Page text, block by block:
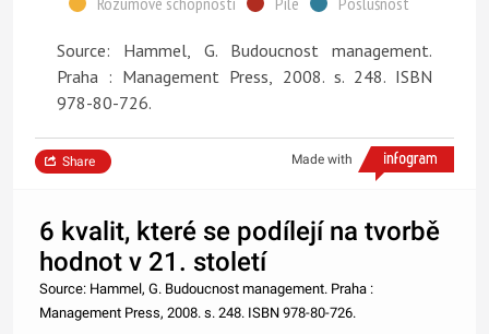
Source: Hammel, G. Budoucnost management.
Praha : Management Press, 2008. s. 248. ISBN
978-80-726.
Made with
Share
6 kvalit, které se podílejí na tvorbě
hodnot v 21. století
Source: Hammel, G. Budoucnost management. Praha :
Management Press, 2008. s. 248. ISBN 978-80-726.